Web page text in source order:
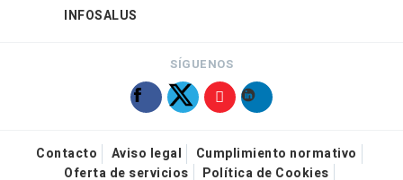
INFOSALUS
SÍGUENOS
Contacto Aviso legal
Cumplimiento normativo
Oferta de servicios
Política de Cookies